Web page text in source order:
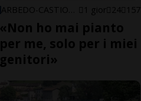
1 gior 24 157
«Non ho mai pianto
per me, solo per i miei
genitori»